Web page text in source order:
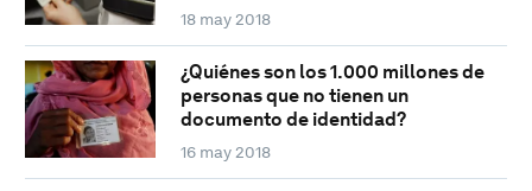
18 may 2018
¿Quiénes son los 1.000 millones de
personas que no tienen un
documento de identidad?
16 may 2018